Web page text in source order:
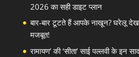
2026 का सही डाइट प्लान
बार-बार टूटते हैं आपके नाखून? घरेलू
मजबूत!
रामायण’ की ‘सीता’ साई पल्लवी के इन